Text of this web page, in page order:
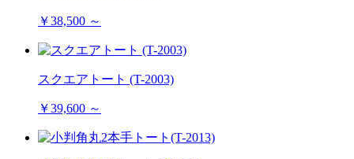
￥38,500 ～
スクエアトート (T-2003)
￥39,600 ～